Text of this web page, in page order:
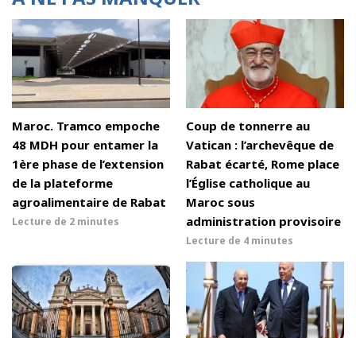
Maroc. Tramco empoche
48 MDH pour entamer la
1ère phase de l’extension
de la plateforme
agroalimentaire de Rabat
Lecture de 2 minutes
Coup de tonnerre au
Vatican : l’archevêque de
Rabat écarté, Rome place
l’Église catholique au
Maroc sous
administration provisoire
Lecture de 4 minutes